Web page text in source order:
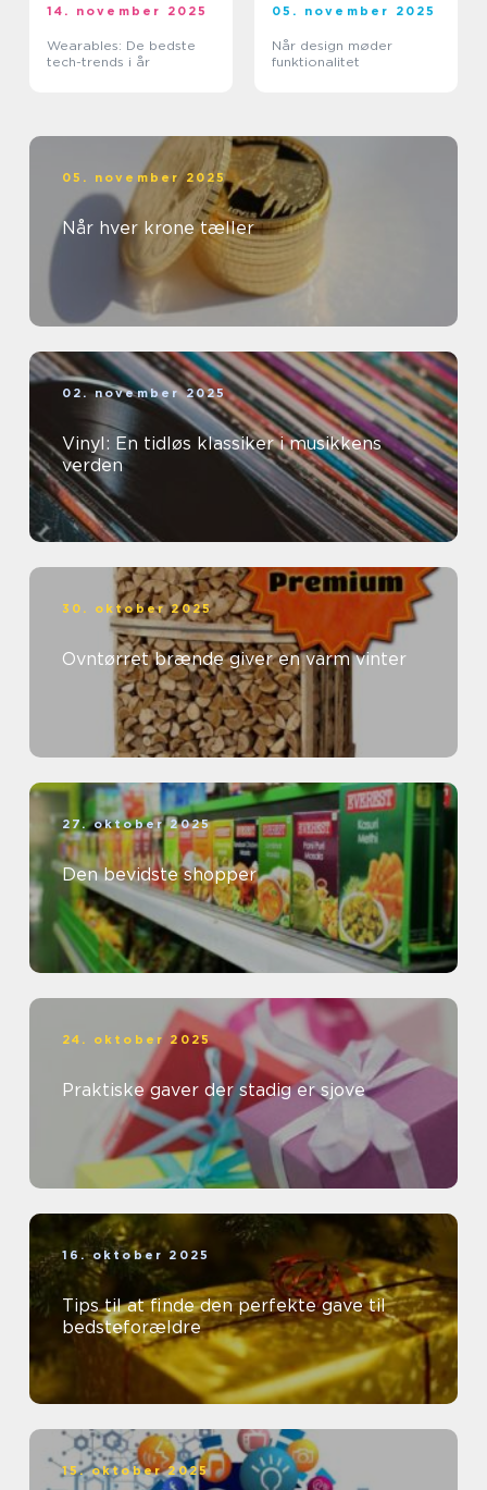
14. november 2025
Wearables: De bedste
tech-trends i år
05. november 2025
Når design møder
funktionalitet
05. november 2025
Når hver krone tæller
02. november 2025
Vinyl: En tidløs klassiker i musikkens
verden
30. oktober 2025
Ovntørret brænde giver en varm vinter
27. oktober 2025
Den bevidste shopper
24. oktober 2025
Praktiske gaver der stadig er sjove
16. oktober 2025
Tips til at finde den perfekte gave til
bedsteforældre
15. oktober 2025